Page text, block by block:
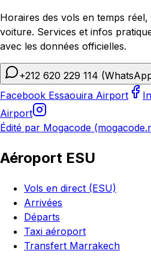
Horaires des vols en temps
voiture. Services et infos
avec les données officielles.
+212 620 229 114
Facebook Essaouira Airport
Airport
Édité par Mogacode
Aéroport ESU
Vols en direct (ESU)
Arrivées
Départs
Taxi aéroport
Transfert Marrakech